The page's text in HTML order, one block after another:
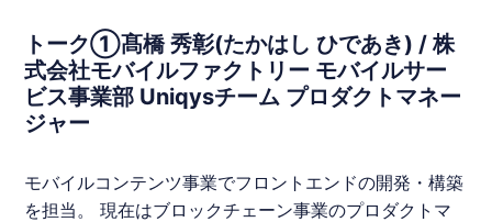
トーク①髙橋 秀彰(たかはし ひであき) / 株
式会社モバイルファクトリー モバイルサー
ビス事業部 Uniqysチーム プロダクトマネー
ジャー
モバイルコンテンツ事業でフロントエンドの開発・構築
を担当。 現在はブロックチェーン事業のプロダクトマ